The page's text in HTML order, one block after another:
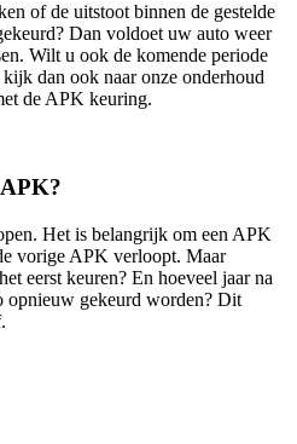
of de uitstoot binnen de gestelde
Dan voldoet uw auto weer
Wilt u ook de komende periode
dan ook naar onze onderhoud
de APK keuring.
Het is belangrijk om een APK
vorige APK verloopt. Maar
eerst keuren? En hoeveel jaar na
opnieuw gekeurd worden? Dit